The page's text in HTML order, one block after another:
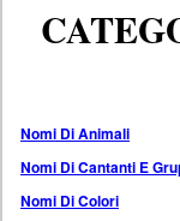
Nomi Di Animali
Nomi Di Cantanti E
Nomi Di Colori